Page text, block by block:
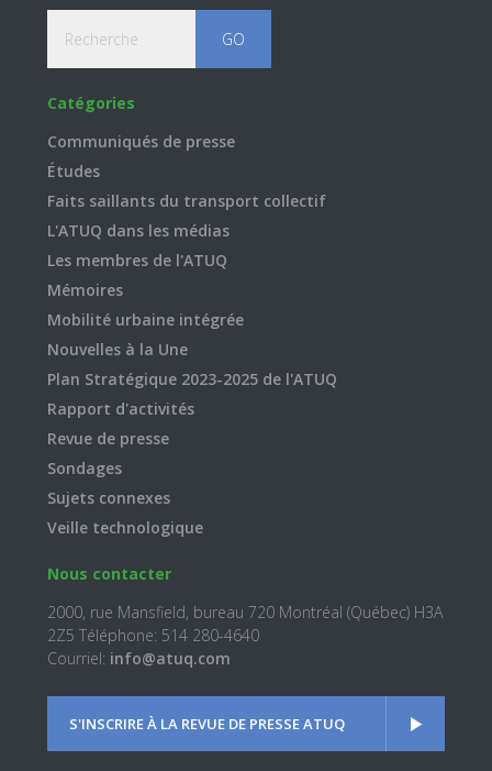
Catégories
Communiqués de presse
Études
Faits saillants du transport collectif
L'ATUQ dans les médias
Les membres de l'ATUQ
Mémoires
Mobilité urbaine intégrée
Nouvelles à la Une
Plan Stratégique 2023-2025 de l'ATUQ
Rapport d'activités
Revue de presse
Sondages
Sujets connexes
Veille technologique
Nous contacter
2000, rue Mansfield, bureau 720 Montréal (Québec) H3A
2Z5 Téléphone: 514 280-4640
Courriel: info@atuq.com
S'INSCRIRE À LA REVUE DE PRESSE ATUQ